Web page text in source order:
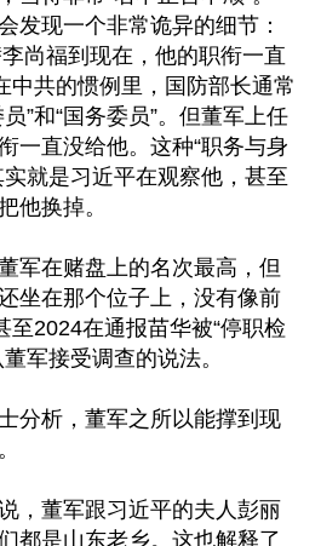
发现一个非常诡异的细节：
尚福到现在，他的职衔一直
中共的惯例里，国防部长通常
”和“国务委员”。但董军上任
一直没给他。这种“职务与身
就是习近平在观察他，甚至
他换掉。
军在赌盘上的名次最高，但
坐在那个位子上，没有像前
至2024在通报苗华被“停职检
军接受调查的说法。
分析，董军之所以能撑到现
，董军跟习近平的夫人彭丽
都是山东老乡。这也解释了